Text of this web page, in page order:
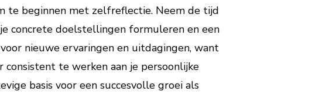
te beginnen met zelfreflectie. Neem de tijd
concrete doelstellingen formuleren en een
nieuwe ervaringen en uitdagingen, want
te werken aan je persoonlijke
basis voor een succesvolle groei als